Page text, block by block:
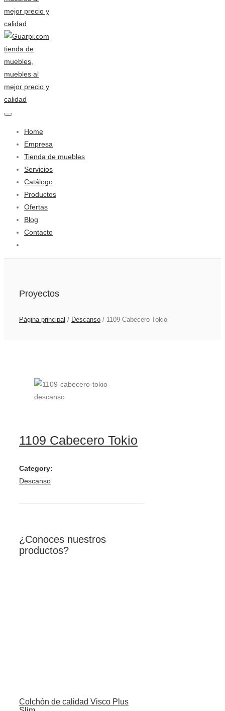
Home
Empresa
Tienda de muebles
Servicios
Catálogo
Productos
Ofertas
Blog
Contacto
Proyectos
Página principal / Descanso / 1109 Cabecero Tokio
1109 Cabecero Tokio
Category:
Descanso
¿Conoces nuestros
productos?
Colchón de calidad Visco Plus